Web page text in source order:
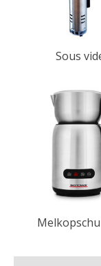
Sous